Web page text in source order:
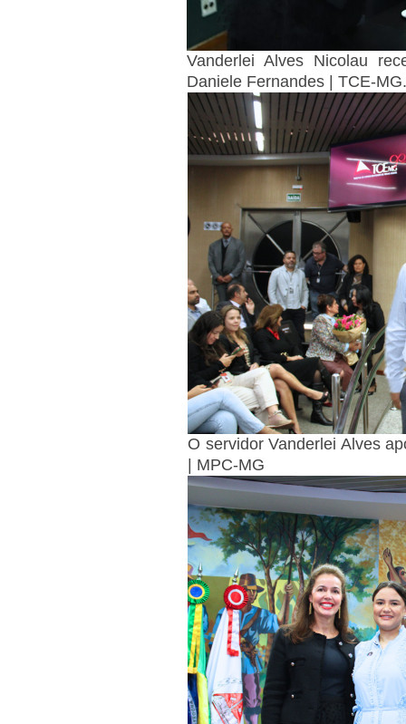
Vanderlei Alves Nicolau
Daniele Fernandes | TCE-MG.
O servidor Vanderlei Alves
| MPC-MG